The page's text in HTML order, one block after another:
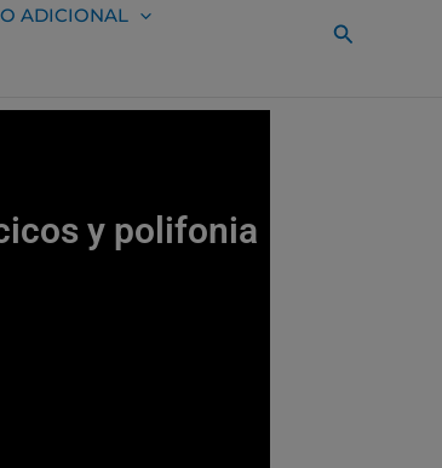
ADICIONAL
Buscar
y polifonia